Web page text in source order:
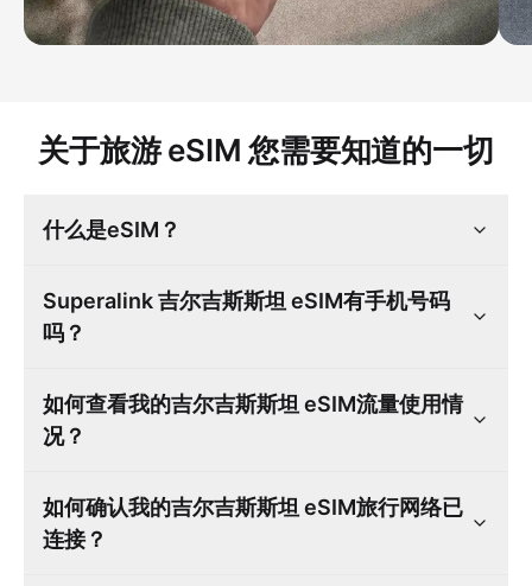
关于旅游 eSIM 您需要知道的一切
什么是eSIM？
Superalink 吉尔吉斯斯坦 eSIM有手机号码
吗？
如何查看我的吉尔吉斯斯坦 eSIM流量使用情
况？
如何确认我的吉尔吉斯斯坦 eSIM旅行网络已
连接？